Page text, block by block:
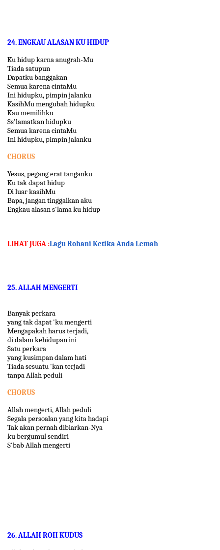
24. ENGKAU ALASAN KU HIDUP
Ku hidup karna anugrah-Mu
Tiada satupun
Dapatku banggakan
Semua karena cintaMu
Ini hidupku, pimpin jalanku
KasihMu mengubah hidupku
Kau memilihku
Ss'lamatkan hidupku
Semua karena cintaMu
Ini hidupku, pimpin jalanku
CHORUS
Yesus, pegang erat tanganku
Ku tak dapat hidup
Di luar kasihMu
Bapa, jangan tinggalkan aku
Engkau alasan s'lama ku hidup
LIHAT JUGA :Lagu Rohani Ketika Anda Lemah
25. ALLAH MENGERTI
Banyak perkara
yang tak dapat 'ku mengerti
Mengapakah harus terjadi,
di dalam kehidupan ini
Satu perkara
yang kusimpan dalam hati
Tiada sesuatu 'kan terjadi
tanpa Allah peduli
CHORUS
Allah mengerti, Allah peduli
Segala persoalan yang kita hadapi
Tak akan pernah dibiarkan-Nya
ku bergumul sendiri
S'bab Allah mengerti
26. ALLAH ROH KUDUS